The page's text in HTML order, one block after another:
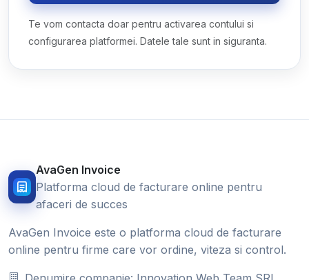
Te vom contacta doar pentru activarea contului si
configurarea platformei. Datele tale sunt in siguranta.
AvaGen Invoice
Platforma cloud de facturare online pentru
afaceri de succes
AvaGen Invoice este o platforma cloud de facturare
online pentru firme care vor ordine, viteza si control.